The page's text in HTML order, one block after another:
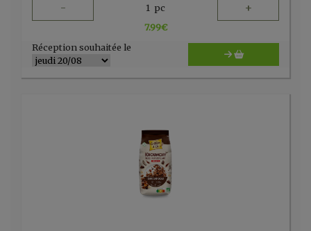
- 1 pc +
7.99€
Réception souhaitée le